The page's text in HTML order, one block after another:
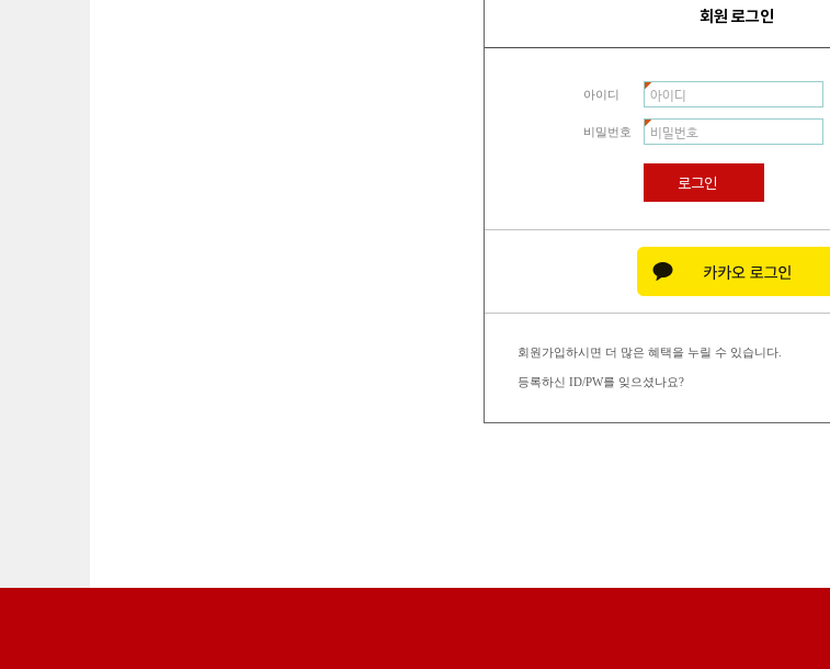
회원 로그인
아이디
비밀번호
로그인
회원가입하시면 더 많은 혜택을 누릴 수 있습니다.
등록하신 ID/PW를 잊으셨나요?